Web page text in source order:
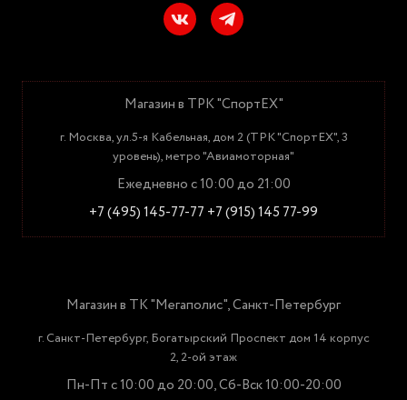
Магазин в ТРК "СпортЕХ"
г. Москва, ул.5-я Кабельная, дом 2 (ТРК "СпортЕХ", 3
уровень), метро "Авиамоторная"
Ежедневно с 10:00 до 21:00
+7 (495) 145-77-77 +7 (915) 145 77-99
Магазин в ТК "Мегаполис", Санкт-Петербург
г. Санкт-Петербург, Богатырский Проспект дом 14 корпус
2, 2-ой этаж
Пн-Пт с 10:00 до 20:00, Сб-Вск 10:00-20:00